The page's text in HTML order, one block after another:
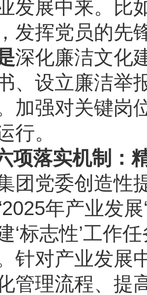
发展中来。比
发挥党员的先
深化廉洁文化
、设立廉洁举
加强对关键岗
行。
项落实机制：
团党委创造性
年产业发
‘标志性’工作
针对产业发展
管理流程、提